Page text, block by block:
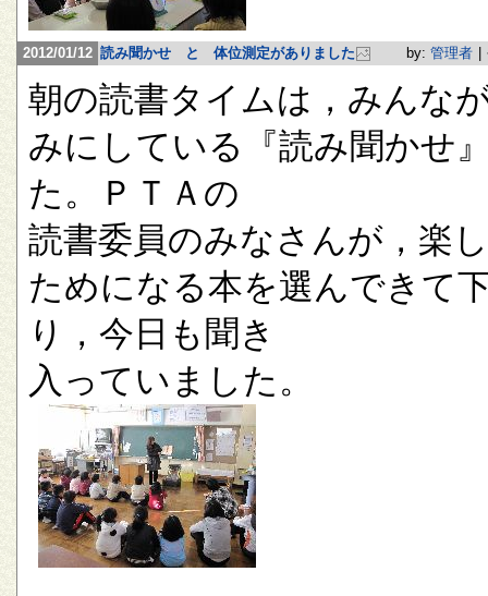
2012/01/12 読み聞かせ と 体位測定がありました by: 管理者
朝の読書タイムは，みんな
みにしている『読み聞かせ
た。ＰＴＡの
読書委員のみなさんが，楽
ためになる本を選んできて
り，今日も聞き
入っていました。